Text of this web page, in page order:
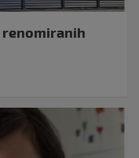
renomiranih